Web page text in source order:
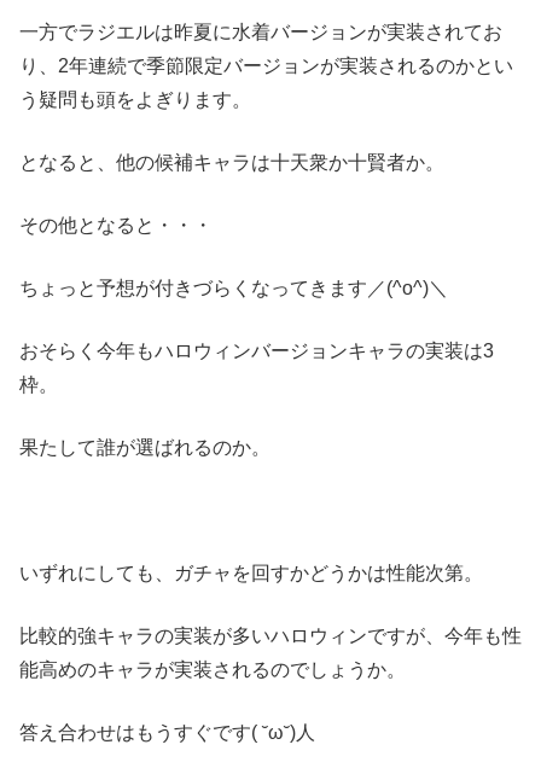
一方でラジエルは昨夏に水着バージョンが実装されてお
り、2年連続で季節限定バージョンが実装されるのかとい
う疑問も頭をよぎります。
となると、他の候補キャラは十天衆か十賢者か。
その他となると・・・
ちょっと予想が付きづらくなってきます／(^o^)＼
おそらく今年もハロウィンバージョンキャラの実装は3
枠。
果たして誰が選ばれるのか。
いずれにしても、ガチャを回すかどうかは性能次第。
比較的強キャラの実装が多いハロウィンですが、今年も性
能高めのキャラが実装されるのでしょうか。
答え合わせはもうすぐです( ˘ω˘)人